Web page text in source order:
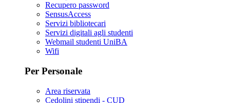
Recupero password
SensusAccess
Servizi bibliotecari
Servizi digitali agli studenti
Webmail studenti UniBA
Wifi
Per Personale
Area riservata
Cedolini stipendi - CUD